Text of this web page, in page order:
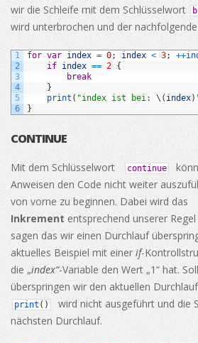
wir die Schleife mit dem Schlüsselwort
wird unterbrochen und der
1
2
3
4
5
6
for var index = 0; index < 3; ++
if index == 2 {
break
}
print ( "index ist bei: \ ( index)
}
CONTINUE
Mit dem Schlüsselwort continue
Anweisen den Code nicht weiter
von vorne zu beginnen. Dabei wird das
Inkrement entsprechend unserer
sagen das wir einen Durchlauf
aktuelles Beispiel mit einer if-
die „index“-Variable den Wert „1“ hat.
überspringen wir den aktuellen
print ( )
wird nicht ausgeführt und die
nächsten Durchlauf.